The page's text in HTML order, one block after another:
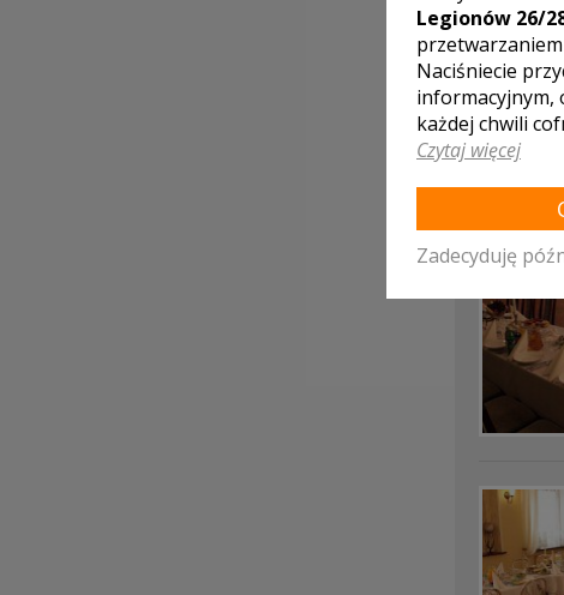
Legionów 26/
Naciśniecie
informacyjnym,
każdej chwili
Czytaj więcej
Zadecyduję